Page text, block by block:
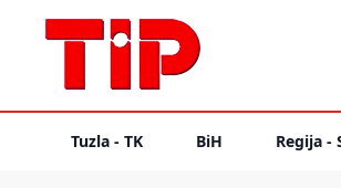
Tuzla - TK BiH Regija -